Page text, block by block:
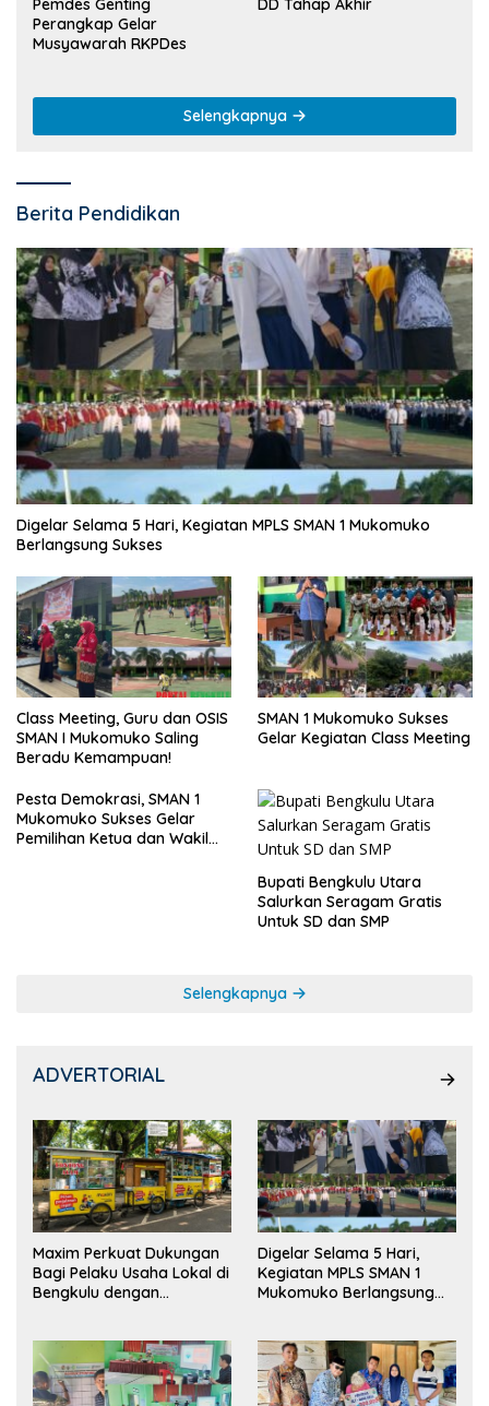
Pemdes Genting
Perangkap Gelar
Musyawarah RKPDes
DD Tahap Akhir
Selengkapnya
Berita Pendidikan
Digelar Selama 5 Hari, Kegiatan MPLS SMAN 1 Mukomuko
Berlangsung Sukses
Class Meeting, Guru dan OSIS
SMAN I Mukomuko Saling
Beradu Kemampuan!
SMAN 1 Mukomuko Sukses
Gelar Kegiatan Class Meeting
Pesta Demokrasi, SMAN 1
Mukomuko Sukses Gelar
Pemilihan Ketua dan Wakil
Bupati Bengkulu Utara
Salurkan Seragam Gratis
Untuk SD dan SMP
Selengkapnya
ADVERTORIAL
Maxim Perkuat Dukungan
Bagi Pelaku Usaha Lokal di
Bengkulu dengan
Pasar
Digelar Selama 5 Hari,
Kegiatan MPLS SMAN 1
Mukomuko Berlangsung